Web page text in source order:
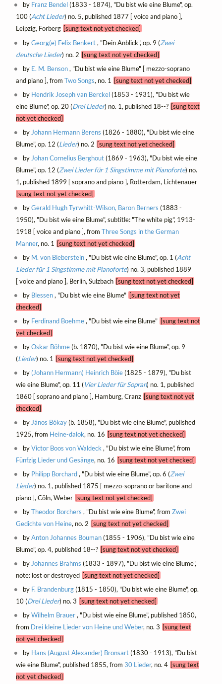
by Franz Bendel(1833 - 1874), "Du bist wie eine Blume", op.
100 (Acht Lieder) no. 5, published 1877 [ voice and piano ],
Leipzig, Forberg [sung text not yet checked]
byGeorg(e) Felix Benkert, "Dein Anblick", op. 9 (Zwei
deutsche Lieder) no. 2 [sung text not yet checked]
by E. M. Benson, "Du bist wie eine Blume" [ mezzo-soprano
and piano ], from Two Songs, no. 1 [sung text not yet checked]
by Hendrik Joseph van Berckel(1853 - 1931), "Du bist wie
eine Blume", op. 20 (Drei Lieder) no. 1, published 18--? [sung text
not yet checked]
by Johann Hermann Berens (1826 - 1880), "Du bist wie eine
Blume", op. 12 (Lieder) no. 2 [sung text not yet checked]
by Johan Cornelius Berghout(1869 - 1963), "Du bist wie eine
Blume", op. 12 (Zwei Lieder für 1 Singstimme mit Pianoforte) no.
1, published 1899 [ soprano and piano ], Rotterdam, Lichtenauer
[sung text not yet checked]
byGerald Hugh Tyrwhitt-Wilson, Baron Berners (1883 -
1950), "Du bist wie eine Blume", subtitle: "The white pig", 1913-
1918 [ voice and piano ], from Three Songs in the German
Manner, no. 1
[sung text not yet checked]
by M. von Bieberstein, "Du bist wie eine Blume", op. 1 (Acht
Lieder für 1 Singstimme mit Pianoforte) no. 3, published 1889
[ voice and piano ], Berlin, Sulzbach [sung text not yet checked]
by Blessen, "Du bist wie eine Blume" [sung text not yet
checked]
by Ferdinand Boehme, "Du bist wie eine Blume" [sung text not
yet checked]
byOskar Böhme(b. 1870), "Du bist wie eine Blume", op. 9
(Lieder) no. 1
[sung text not yet checked]
by (Johann Hermann) Heinrich Böie(1825 - 1879), "Du bist
wie eine Blume", op. 11 (Vier Lieder für Sopran) no. 1, published
1860 [ soprano and piano ], Hamburg, Cranz [sung text not yet
checked]
by János Bókay(b. 1858), "Du bist wie eine Blume", published
1925, from Heine-dalok, no. 16 [sung text not yet checked]
byVictor Boos von Waldeck , "Du bist wie eine Blume", from
Fünfzig Lieder und Gesänge, no. 16 [sung text not yet checked]
by Philipp Borchard, "Du bist wie eine Blume", op. 6 (Zwei
Lieder) no. 1, published 1875 [ mezzo-soprano or baritone and
piano ], Cöln, Weber [sung text not yet checked]
byTheodor Borchers , "Du bist wie eine Blume", fromZwei
Gedichte von Heine, no. 2 [sung text not yet checked]
byAnton Johannes Bouman(1855 - 1906), "Du bist wie eine
Blume", op. 4, published 18--? [sung text not yet checked]
byJohannes Brahms (1833 - 1897), "Du bist wie eine Blume",
note: lost or destroyed [sung text not yet checked]
by F. Brandenburg(1815 - 1850), "Du bist wie eine Blume", op.
10 (Drei Lieder) no. 3 [sung text not yet checked]
byWilhelm Brauer, "Du bist wie eine Blume", published 1850,
from Drei kleine Lieder von Heine und Weber, no. 3 [sung text
not yet checked]
by Hans (August Alexander) Bronsart(1830 - 1913), "Du bist
wie eine Blume", published 1855, from 30 Lieder, no. 4 [sung text
not yet checked]